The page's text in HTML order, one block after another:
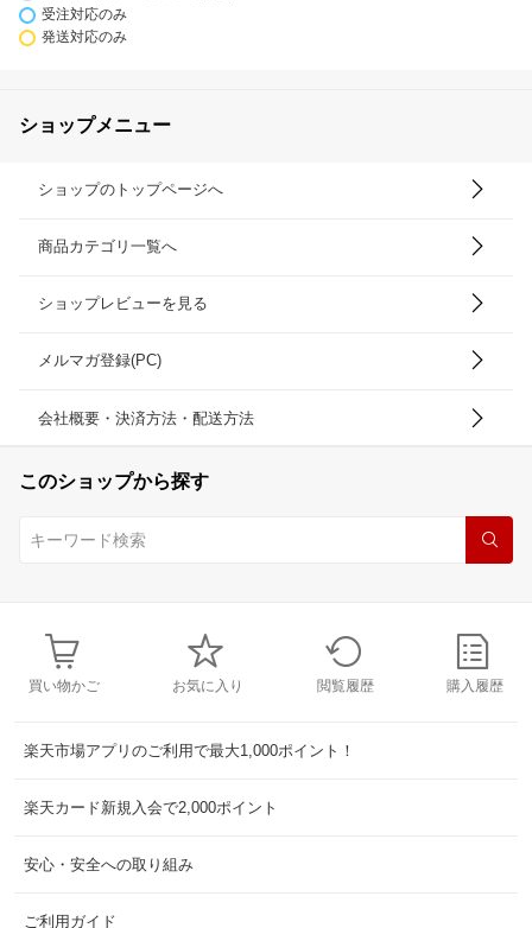
受注対応のみ
発送対応のみ
ショップメニュー
ショップのトップページへ
商品カテゴリ一覧へ
ショップレビューを見る
メルマガ登録(PC)
会社概要・決済方法・配送方法
このショップから探す
買い物かご お気に入り 閲覧履歴 購入履歴
楽天市場アプリのご利用で最大1,000ポイント！
楽天カード新規入会で2,000ポイント
安心・安全への取り組み
ご利用ガイド